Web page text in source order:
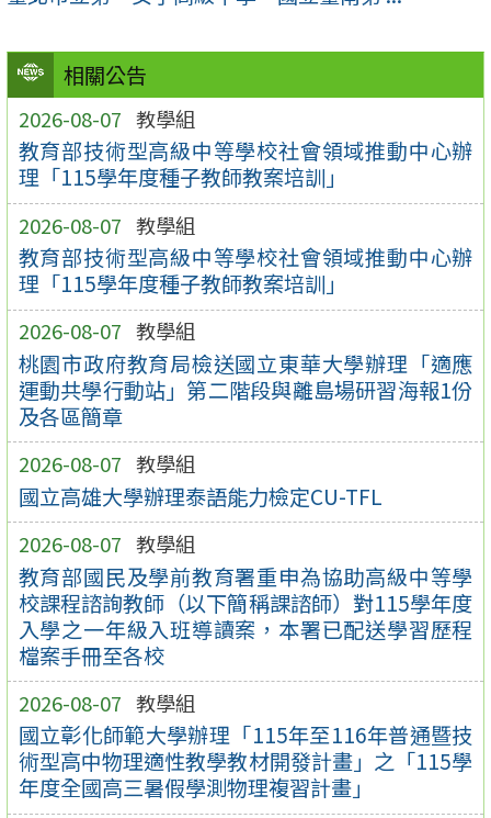
相關公告
2026-08-07 教學組
教育部技術型高級中等學校社會領域推動中心辦
理「115學年度種子教師教案培訓」
2026-08-07 教學組
教育部技術型高級中等學校社會領域推動中心辦
理「115學年度種子教師教案培訓」
2026-08-07 教學組
桃園市政府教育局檢送國立東華大學辦理「適應
運動共學行動站」第二階段與離島場研習海報1份
及各區簡章
2026-08-07 教學組
國立高雄大學辦理泰語能力檢定CU-TFL
2026-08-07 教學組
教育部國民及學前教育署重申為協助高級中等學
校課程諮詢教師（以下簡稱課諮師）對115學年度
入學之一年級入班導讀案，本署已配送學習歷程
檔案手冊至各校
2026-08-07 教學組
國立彰化師範大學辦理「115年至116年普通暨技
術型高中物理適性教學教材開發計畫」之「115學
年度全國高三暑假學測物理複習計畫」